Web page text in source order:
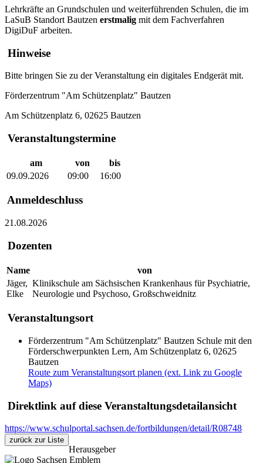
Lehrkräfte an Grundschulen und weiterführenden Schulen, die im
LaSuB Standort Bautzen erstmalig mit dem Fachverfahren
DigiDuF arbeiten.
Hinweise
Bitte bringen Sie zu der Veranstaltung ein digitales Endgerät mit.
Förderzentrum "Am Schützenplatz" Bautzen
Am Schützenplatz 6, 02625 Bautzen
Veranstaltungstermine
am von
bis
09.09.2026
09:00 16:00
Anmeldeschluss
21.08.2026
Dozenten
Name
von
Jäger,
Elke
Klinikschule am Sächsischen Krankenhaus für Psychiatrie,
Neurologie und Psychoso, Großschweidnitz
Veranstaltungsort
Förderzentrum "Am Schützenplatz" Bautzen Schule mit den
Förderschwerpunkten Lern, Am Schützenplatz 6, 02625
Bautzen
Route zum Veranstaltungsort planen (ext. Link zu Google
Maps)
Direktlink auf diese Veranstaltungsdetailansicht
https://www.schulportal.sachsen.de/fortbildungen/detail/R08748
zurück zur Liste
Herausgeber